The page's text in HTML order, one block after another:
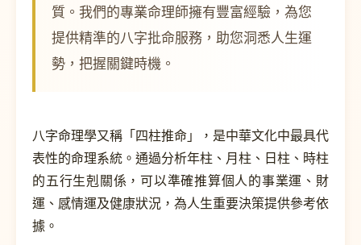
質。我們的專業命理師擁有豐富經驗，為您
提供精準的八字批命服務，助您洞悉人生運
勢，把握關鍵時機。
八字命理學又稱「四柱推命」，是中華文化中最具代
表性的命理系統。通過分析年柱、月柱、日柱、時柱
的五行生剋關係，可以準確推算個人的事業運、財
運、感情運及健康狀況，為人生重要決策提供參考依
據。